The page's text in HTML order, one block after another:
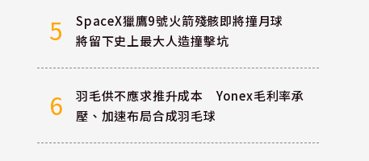
5
SpaceX獵鷹9號火箭殘骸即將撞月球
將留下史上最大人造撞擊坑
6
羽毛供不應求推升成本 Yonex毛利率承
壓、加速布局合成羽毛球